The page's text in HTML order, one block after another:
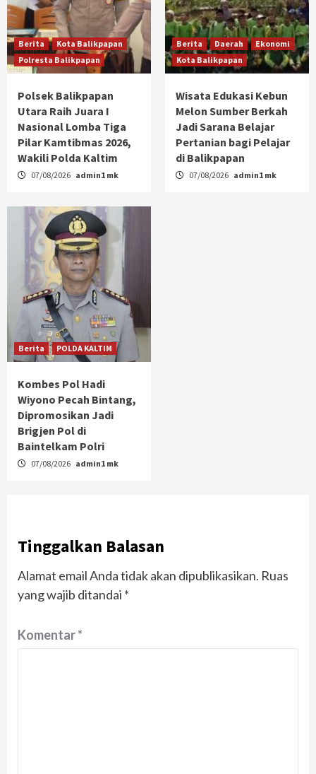
Berita
Kota Balikpapan
Polresta Balikpapan
Polsek Balikpapan
Utara Raih Juara I
Nasional Lomba Tiga
Pilar Kamtibmas 2026,
Wakili Polda Kaltim
07/08/2026 admin1 mk
Berita Daerah
Ekonomi
Kota Balikpapan
Wisata Edukasi Kebun
Melon Sumber Berkah
Jadi Sarana Belajar
Pertanian bagi Pelajar
di Balikpapan
07/08/2026 admin1 mk
Berita POLDA KALTIM
Kombes Pol Hadi
Wiyono Pecah Bintang,
Dipromosikan Jadi
Brigjen Pol di
Baintelkam Polri
07/08/2026 admin1 mk
Tinggalkan Balasan
Alamat email Anda tidak akan dipublikasikan. Ruas
yang wajib ditandai *
Komentar*